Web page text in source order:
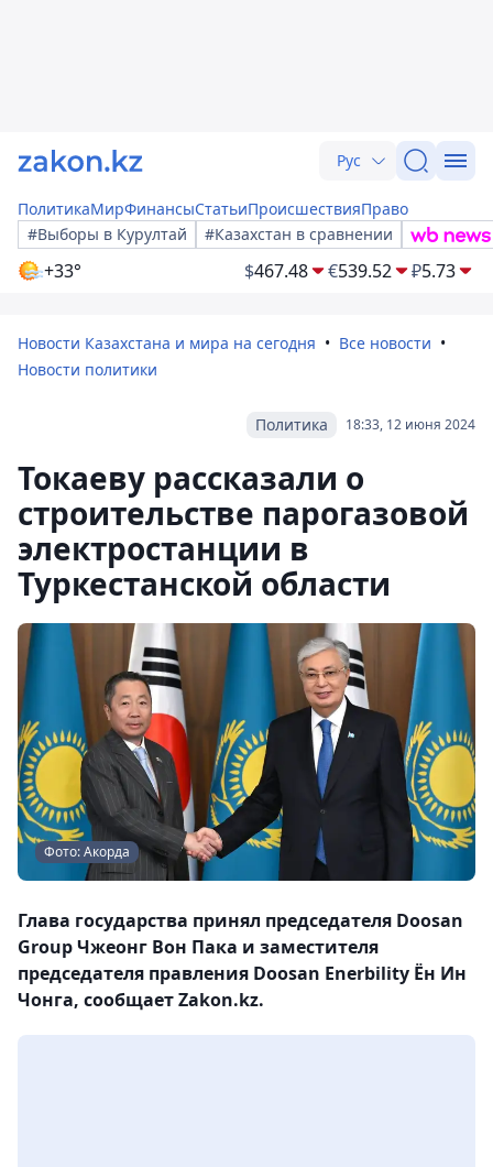
Рус
ПолитикаМирФинансыСтатьиПроисшествияПраво
#Выборы в Курултай
#Казахстан в сравнении
+33° $467.48 €539.52 ₽5.73
Новости Казахстана и мира на сегодня
Все новости
Новости политики
18:33, 12 июня 2024
Политика
Токаеву рассказали о
строительстве парогазовой
электростанции в
Туркестанской области
Фото: Акорда
Глава государства принял председателя Doosan
Group Чжеонг Вон Пака и заместителя
председателя правления Doosan Enerbility Ён Ин
Чонга, сообщает Zakon.kz.